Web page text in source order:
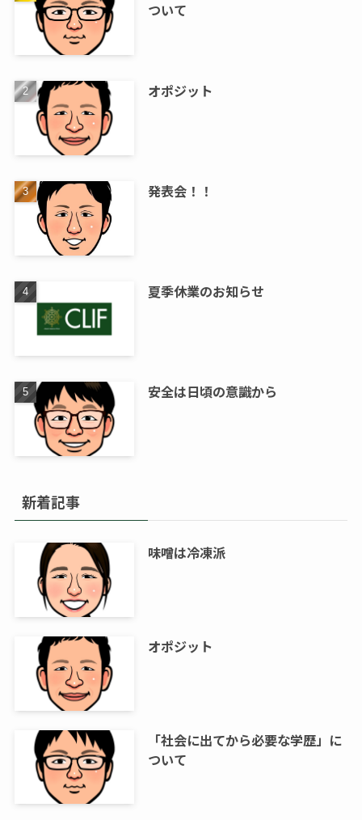
ついて
オポジット
発表会！！
夏季休業のお知らせ
安全は日頃の意識から
新着記事
味噌は冷凍派
オポジット
「社会に出てから必要な学歴」に
ついて